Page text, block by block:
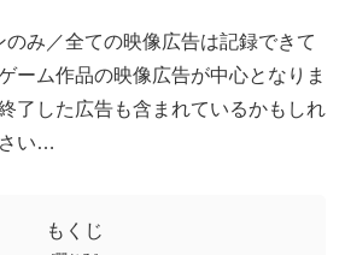
み／全ての映像広告は記録できて
ーム作品の映像広告が中心となりま
了した広告も含まれているかもしれ
い…
もくじ